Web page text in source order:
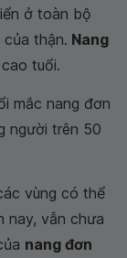
ở toàn bộ
thận. Nang
tuổi.
mắc nang đơn
người trên 50
vùng có thể
nay, vẫn chưa
nang đơn